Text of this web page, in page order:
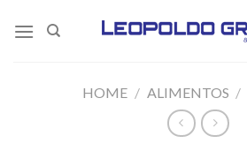
HOME / ALIMENTOS /